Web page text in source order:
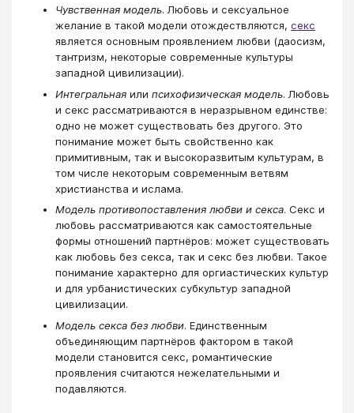
Чувственная модель. Любовь и сексуальное
желание в такой модели отождествляются, секс
является основным проявлением любви (даосизм,
тантризм, некоторые современные культуры
западной цивилизации).
Интегральная или психофизическая модель. Любовь
и секс рассматриваются в неразрывном единстве:
одно не может существовать без другого. Это
понимание может быть свойственно как
примитивным, так и высокоразвитым культурам, в
том числе некоторым современным ветвям
христианства и ислама.
Модель противопоставления любви и секса. Секс и
любовь рассматриваются как самостоятельные
формы отношений партнёров: может существовать
как любовь без секса, так и секс без любви. Такое
понимание характерно для оргиастических культур
и для урбанистических субкультур западной
цивилизации.
Модель секса без любви. Единственным
объединяющим партнёров фактором в такой
модели становится секс, романтические
проявления считаются нежелательными и
подавляются.